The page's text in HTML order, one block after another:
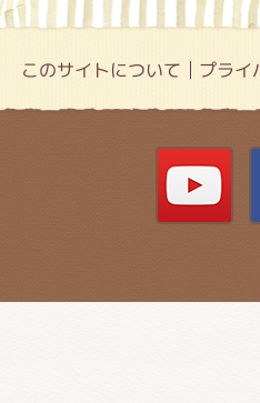
このサイトについて プライ